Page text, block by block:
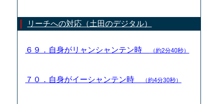
リーチへの対応（土田のデジタル）
６９．自身がリャンシャンテン時 （約2分40秒）
７０．自身がイーシャンテン時 （約4分30秒）